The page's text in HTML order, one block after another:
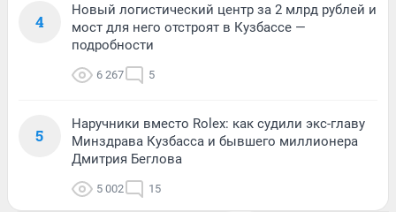
4
Новый логистический центр за 2 млрд рублей и
мост для него отстроят в Кузбассе —
подробности
6 267 5
5
Наручники вместо Rolex: как судили экс-главу
Минздрава Кузбасса и бывшего миллионера
Дмитрия Беглова
5 002 15